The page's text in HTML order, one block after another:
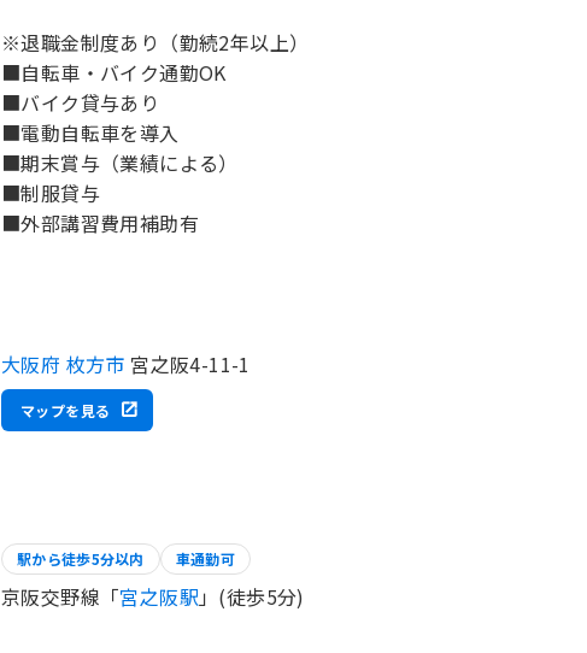
※退職金制度あり（勤続2年以上）
■自転車・バイク通勤OK
■バイク貸与あり
■電動自転車を導入
■期末賞与（業績による）
■制服貸与
■外部講習費用補助有
大阪府 枚方市 宮之阪4-11-1
マップを見る
駅から徒歩5分以内 車通勤可
京阪交野線「宮之阪駅 」(徒歩5分)